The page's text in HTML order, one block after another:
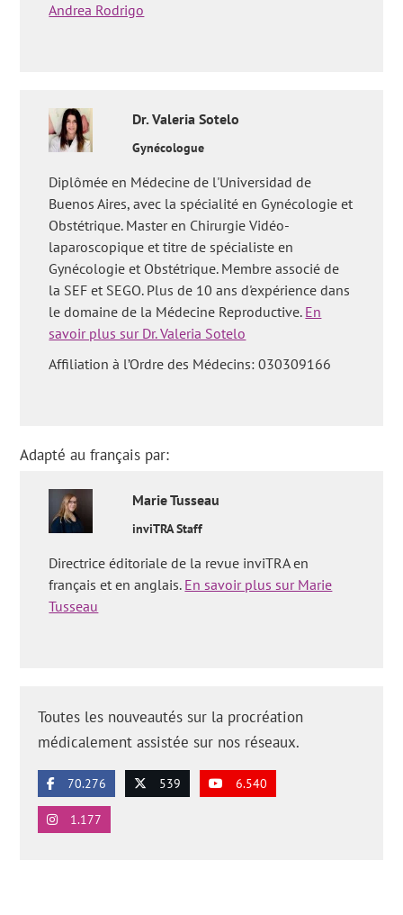
Andrea Rodrigo
Dr. Valeria Sotelo
Gynécologue
Diplômée en Médecine de l'Universidad de
Buenos Aires, avec la spécialité en Gynécologie et
Obstétrique. Master en Chirurgie Vidéo-
laparoscopique et titre de spécialiste en
Gynécologie et Obstétrique. Membre associé de
la SEF et SEGO. Plus de 10 ans d'expérience dans
le domaine de la Médecine Reproductive. En
savoir plus sur Dr. Valeria Sotelo
Affiliation à l’Ordre des Médecins: 030309166
Adapté au français par:
MarieTusseau
inviTRA Staff
Directrice éditoriale de la revue inviTRA en
français et en anglais. En savoir plus sur Marie
Tusseau
Toutes les nouveautés sur la procréation
médicalement assistée sur nos réseaux.
70.276 539 6.540
1.177